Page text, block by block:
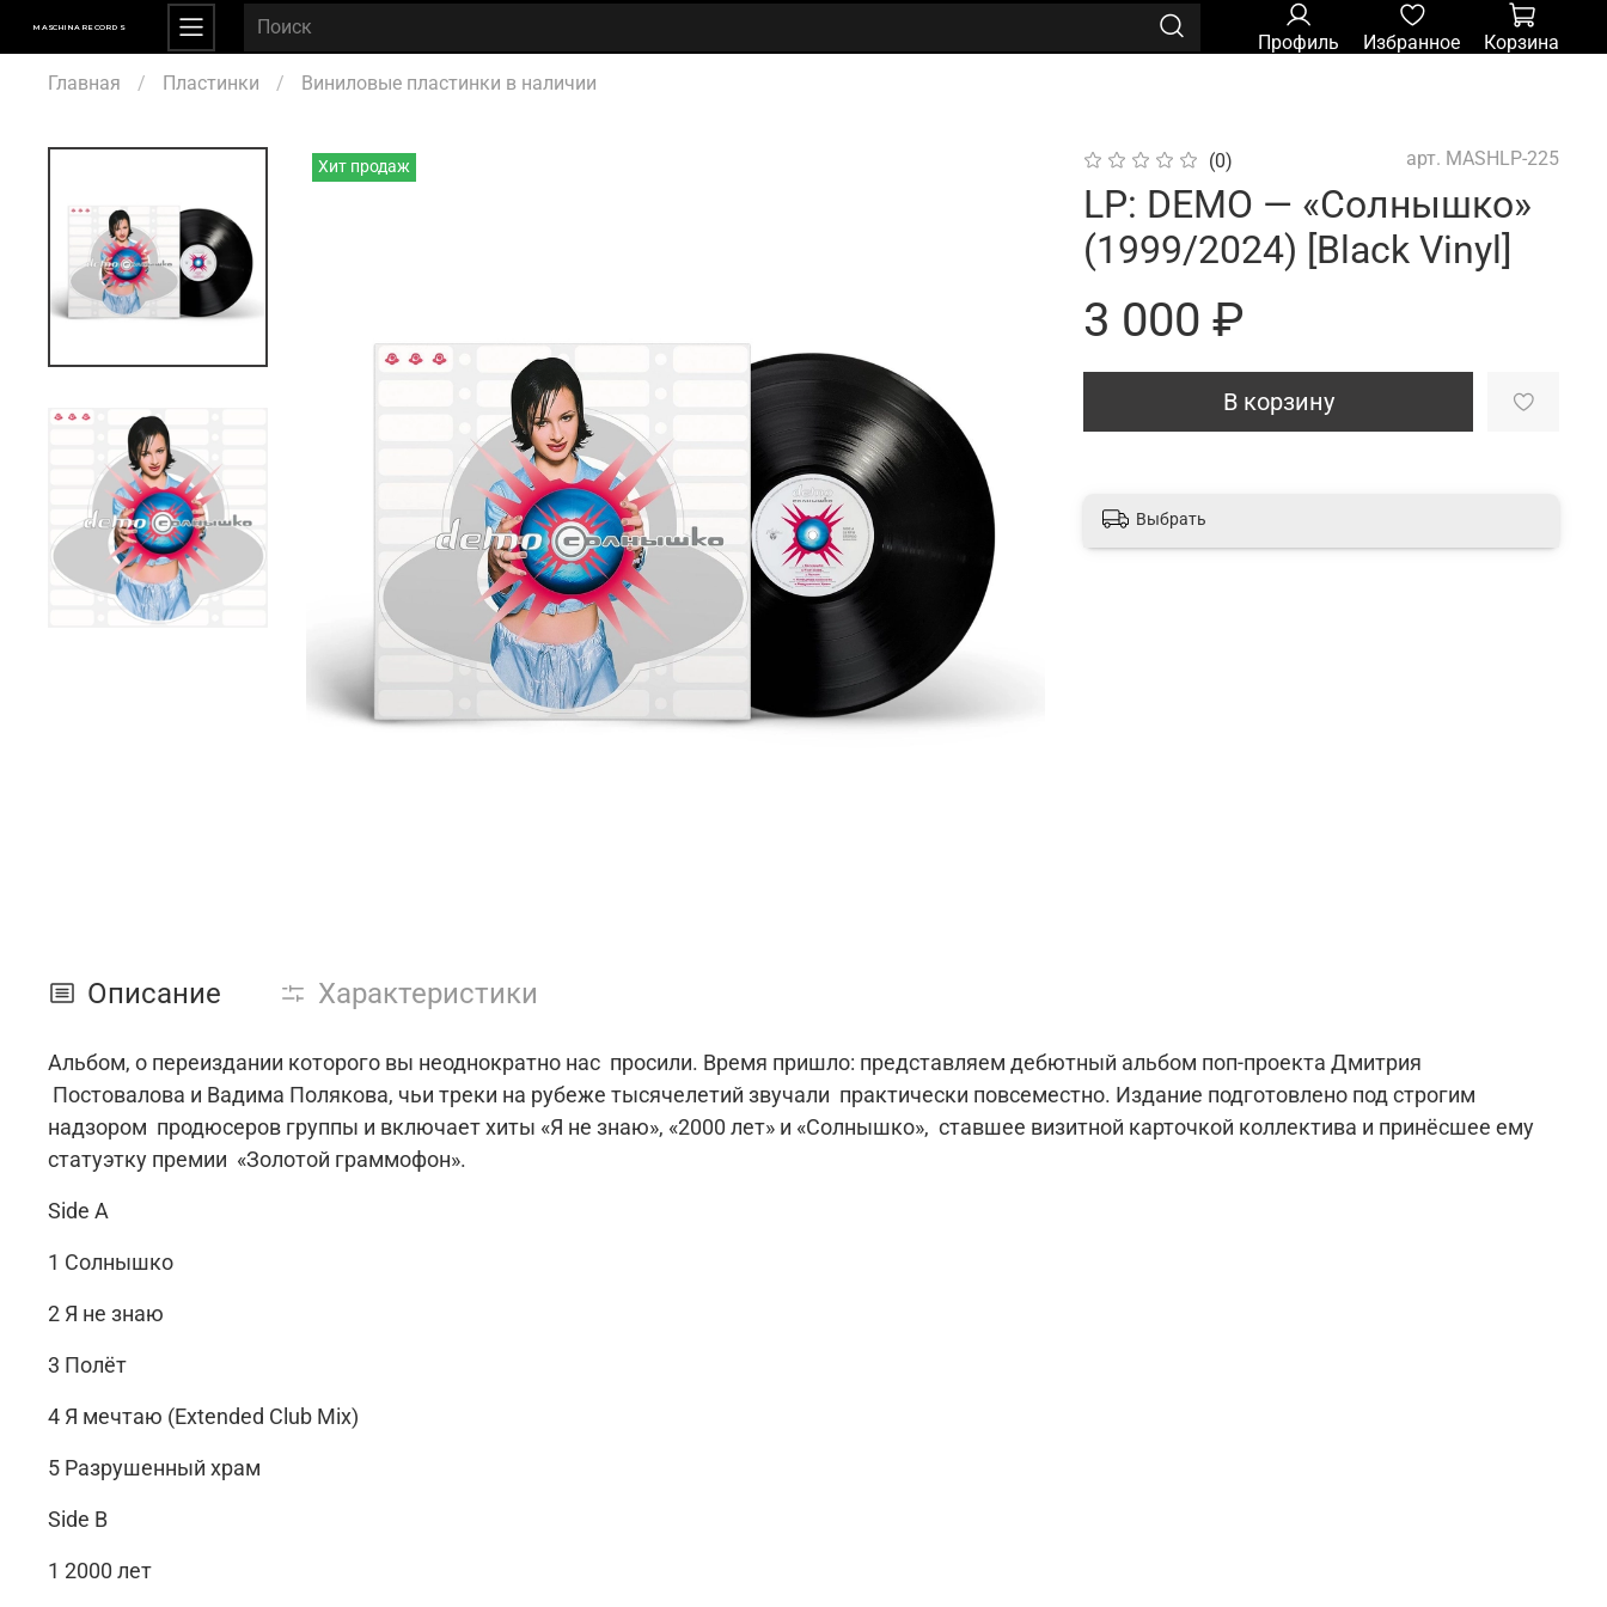
MASCHINA RECORDS
Профиль Избранное
Корзина
Главная
Пластинки Виниловые пластинки в наличии
Хит продаж (0) арт. MASHLP-225
LP: DEMO — «Солнышко»
(1999/2024) [Black Vinyl]
3 000 ₽
В корзину
Выбрать
Описание Характеристики
Альбом, о переиздании которого вы неоднократно нас просили. Время пришло: представляем дебютный альбом поп-проекта Дмитрия
Постовалова и Вадима Полякова, чьи треки на рубеже тысячелетий звучали практически повсеместно. Издание подготовлено под строгим
надзором продюсеров группы и включает хиты «Я не знаю», «2000 лет» и «Солнышко», ставшее визитной карточкой коллектива и принёсшее ему
статуэтку премии «Золотой граммофон».
Side A
1 Солнышко
2 Я не знаю
3 Полёт
4 Я мечтаю (Extended Club Mix)
5 Разрушенный храм
Side B
1 2000 лет